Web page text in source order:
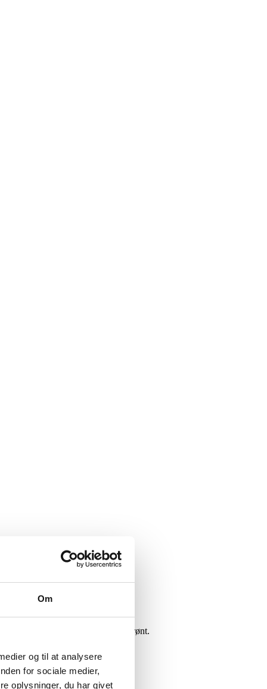
Om
og til at analysere
for sociale medier,
oplysninger, du har givet
til pizza, brød, stege, fisk og grønt.